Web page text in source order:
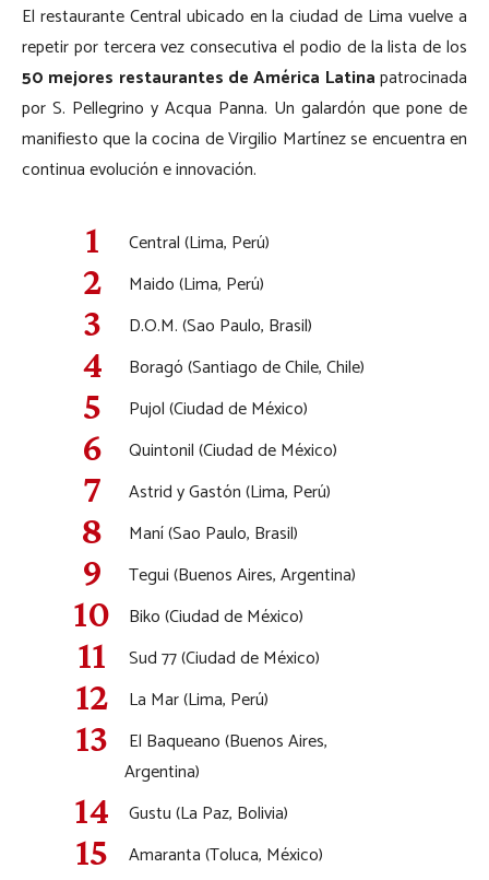
El restaurante Central ubicado en la ciudad de Lima vuelve a
repetir por tercera vez consecutiva el podio de la lista de los
50 mejores restaurantes de América Latinapatrocinada
por S. Pellegrino y Acqua Panna. Un galardón que pone de
manifiesto que la cocina de Virgilio Martínez se encuentra en
continua evolución e innovación.
Central (Lima, Perú)
Maido (Lima, Perú)
D.O.M. (Sao Paulo, Brasil)
Boragó (Santiago de Chile, Chile)
Pujol (Ciudad de México)
Quintonil (Ciudad de México)
Astrid y Gastón (Lima, Perú)
Maní (Sao Paulo, Brasil)
Tegui (Buenos Aires, Argentina)
Biko (Ciudad de México)
Sud 77 (Ciudad de México)
La Mar (Lima, Perú)
El Baqueano (Buenos Aires,
Argentina)
Gustu (La Paz, Bolivia)
Amaranta (Toluca, México)